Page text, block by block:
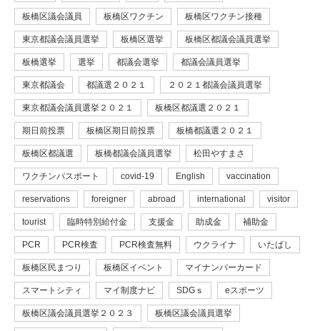
板橋区議会議員 板橋区ワクチン 板橋区ワクチン接種
東京都議会議員選挙 板橋区選挙 板橋区都議会議員選挙
板橋選挙 選挙 都議会選挙 都議会議員選挙
東京都議会 都議選２０２１ ２０２１都議会議員選挙
東京都議会議員選挙２０２１ 板橋区都議選２０２１
期日前投票 板橋区期日前投票 板橋都議選２０２１
板橋区都議選 板橋都議会議員選挙 松田やすまさ
ワクチンパスポート covid-19 English vaccination
reservations foreigner abroad international visitor
tourist 臨時特別給付金 支援金 助成金 補助金
PCR PCR検査 PCR検査無料 ウクライナ いたばし
板橋区民まつり 板橋区イベント マイナンバーカード
スマートシティ マイ制度ナビ SDGｓ eスポーツ
板橋区議会議員選挙２０２３ 板橋区議会議員選挙